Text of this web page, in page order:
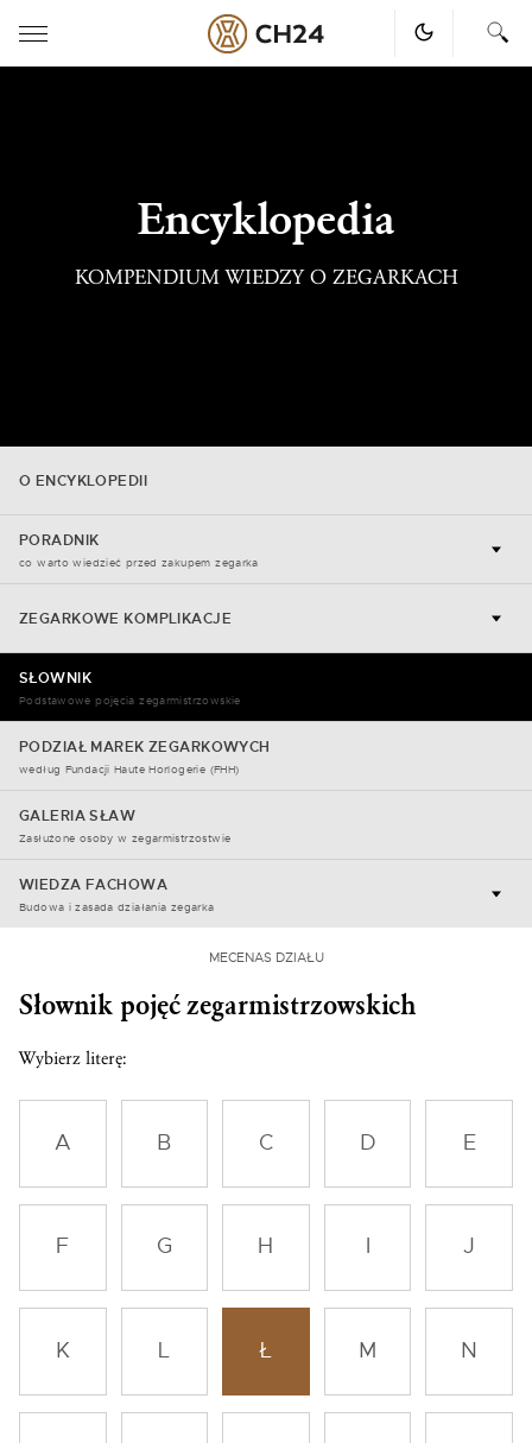
Encyklopedia
KOMPENDIUM WIEDZY O ZEGARKACH
O ENCYKLOPEDII
PORADNIK
co warto wiedzieć przed zakupem zegarka
ZEGARKOWE KOMPLIKACJE
SŁOWNIK
Podstawowe pojęcia zegarmistrzowskie
PODZIAŁ MAREK ZEGARKOWYCH
według Fundacji Haute Horlogerie (FHH)
GALERIA SŁAW
Zasłużone osoby w zegarmistrzostwie
WIEDZA FACHOWA
Budowa i zasada działania zegarka
MECENAS DZIAŁU
Słownik pojęć zegarmistrzowskich
Wybierz literę:
A B C D E
F G H J
K L Ł M N